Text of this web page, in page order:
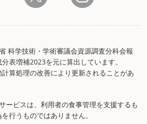
科学技術・学術審議会資源調査分科会報
表増補2023を元に算出しています。
算処理の改善により更新されることがあ
ービスは、利用者の食事管理を支援するも
行うものではありません。